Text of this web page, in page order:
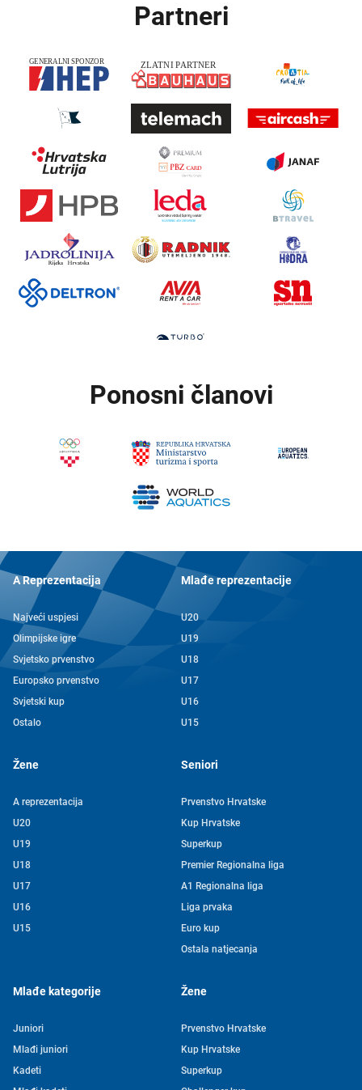
Partneri
Ponosni članovi
A Reprezentacija
Najveći uspjesi
Olimpijske igre
Svjetsko prvenstvo
Europsko prvenstvo
Svjetski kup
Ostalo
Mlađe reprezentacije
U20
U19
U18
U17
U16
U15
Žene
A reprezentacija
U20
U19
U18
U17
U16
U15
Seniori
Prvenstvo Hrvatske
Kup Hrvatske
Superkup
Premier Regionalna liga
A1 Regionalna liga
Liga prvaka
Euro kup
Ostala natjecanja
Mlađe kategorije
Juniori
Mlađi juniori
Kadeti
Žene
Prvenstvo Hrvatske
Kup Hrvatske
Superkup